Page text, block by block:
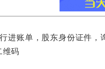
账单，股东身份证件，
码